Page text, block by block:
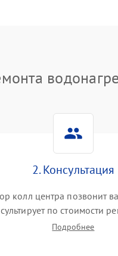
2. Консультация
колл центра позвонит
по стоимости
а также ответит
Подробнее